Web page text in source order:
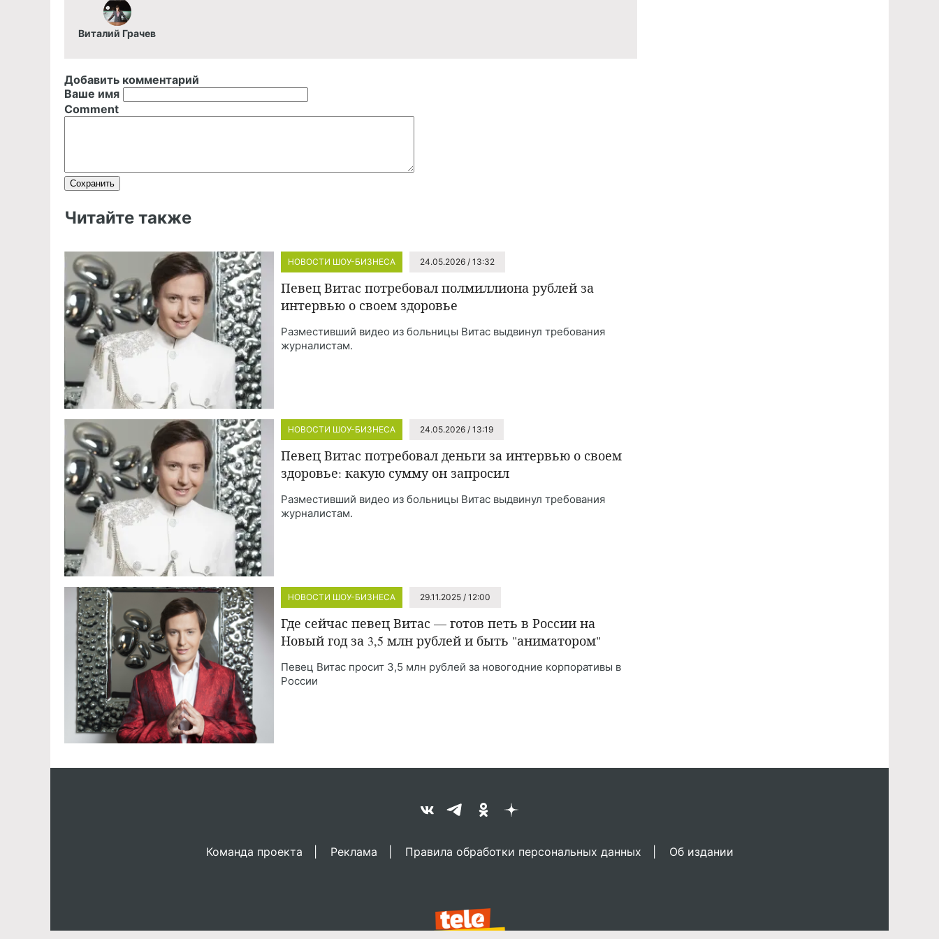
Виталий Грачев
Добавить комментарий
Ваше имя
Comment
Читайте также
НОВОСТИ ШОУ-БИЗНЕСА 24.05.2026 / 13:32
Певец Витас потребовал полмиллиона рублей за
интервью о своем здоровье
Разместивший видео из больницы Витас выдвинул требования
журналистам.
НОВОСТИ ШОУ-БИЗНЕСА 24.05.2026 / 13:19
Певец Витас потребовал деньги за интервью о своем
здоровье: какую сумму он запросил
Разместивший видео из больницы Витас выдвинул требования
журналистам.
НОВОСТИ ШОУ-БИЗНЕСА 29.11.2025 / 12:00
Где сейчас певец Витас — готов петь в России на
Новый год за 3,5 млн рублей и быть "аниматором"
Певец Витас просит 3,5 млн рублей за новогодние корпоративы в
России
Команда проекта Реклама Правила обработки персональных данных Об издании